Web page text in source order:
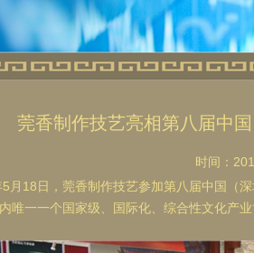
莞香制作技艺亮相第八届中
时间：
月18日，莞香制作技艺参加第八届中国（
唯一一个国家级、国际化、综合性文化产